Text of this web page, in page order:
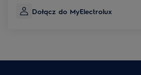
Dołącz do MyElectrolux